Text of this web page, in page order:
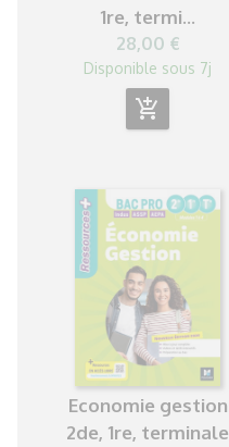
1re, termi...
28,00 €
Disponible sous 7j
add_shopping_cart
Economie gestion
2de, 1re, terminale